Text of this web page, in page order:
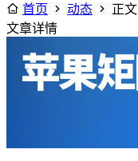
首页
动态
正文
文章详情